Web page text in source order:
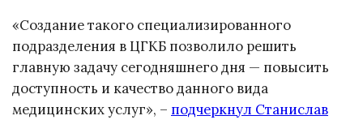
«Создание такого специализированного
подразделения в ЦГКБ позволило решить
главную задачу сегодняшнего дня — повысить
доступность и качество данного вида
медицинских услуг», – подчеркнул Станислав